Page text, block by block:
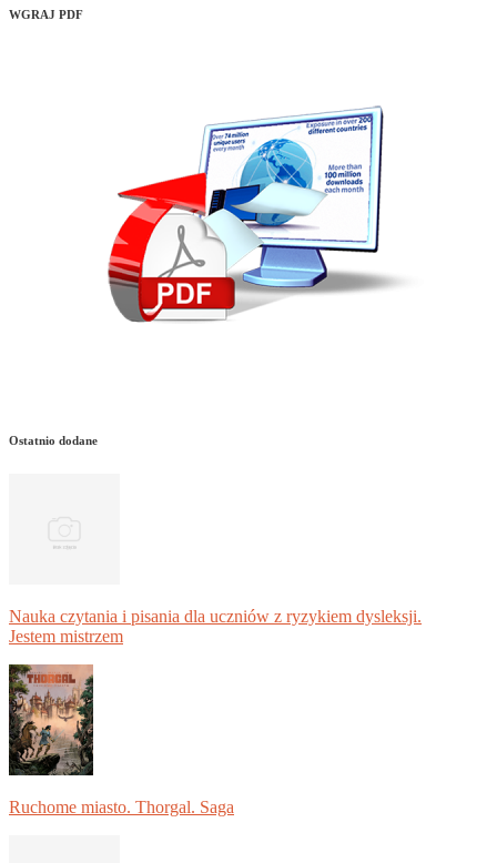
WGRAJ PDF
Ostatnio dodane
Nauka czytania i pisania dla uczniów z ryzykiem dysleksji.
Jestem mistrzem
Ruchome miasto. Thorgal. Saga